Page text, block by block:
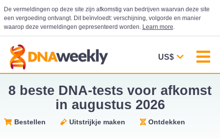
De vermeldingen op deze site zijn afkomstig van bedrijven waarvan deze site
een vergoeding ontvangt. Dit beïnvloedt: verschijning, volgorde en manier
waarop deze vermeldingen gepresenteerd worden. Learn more.
US$
8 beste DNA-tests voor afkomst
in augustus 2026
Bestellen Uitstrijkje maken Ontdekken